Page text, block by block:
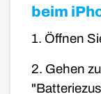
beim
1. Öffnen
2. Gehen